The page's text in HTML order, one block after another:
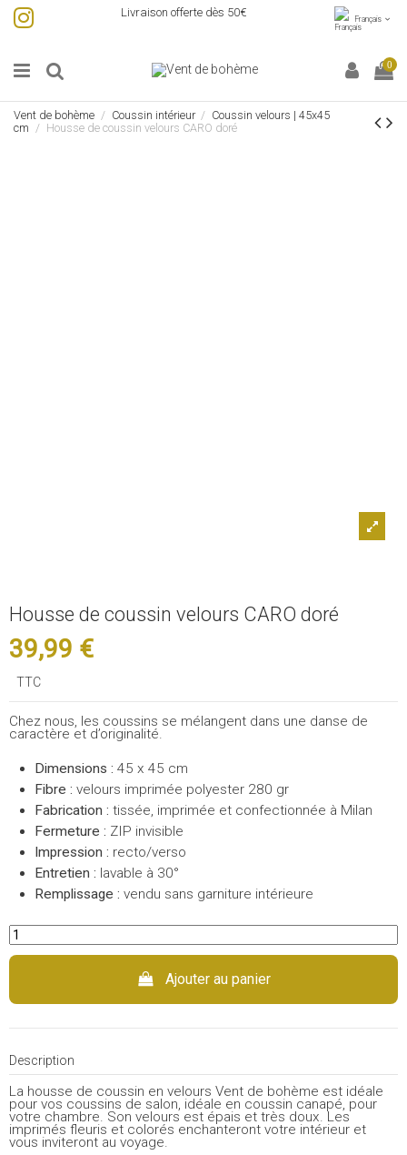
Livraison offerte dès 50€
Français
0
Vent de bohème Coussin intérieur
Coussin velours | 45x45
cm
Housse de coussin velours CARO doré
Housse de coussin velours CARO doré
39,99 €
TTC
Chez nous, les coussins se mélangent dans une danse de
caractère et d’originalité.
Dimensions : 45 x 45 cm
Fibre : velours imprimée polyester 280 gr
Fabrication : tissée, imprimée et confectionnée à Milan
Fermeture : ZIP invisible
Impression : recto/verso
Entretien : lavable à 30°
Remplissage : vendu sans garniture intérieure
Ajouter au panier
Description
La housse de coussin en velours Vent de bohème est idéale
pour vos coussins de salon, idéale en coussin canapé, pour
votre chambre. Son velours est épais et très doux. Les
imprimés fleuris et colorés enchanteront votre intérieur et
vous inviteront au voyage.